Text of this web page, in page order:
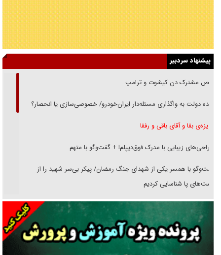
پیشنهاد سردبیر
رقص مشترک دن کیشوت و ترامپ
دنده دولت به واگذاری مسئله‌دار ایران‌خودرو/ خصوصی‌سازی یا انحصار؟
غریزه‌ی بقا و آقای باقی و رفقا
جراحی‌های زیبایی با مدرک فوق‌دیپلم! + گفت‌وگو با متهم
گفت‌وگو با همسر یکی از شهدای جنگ رمضان/ پیکر بی‌سر شهید را از
انگشت‌های پا شناسایی کردیم
نسلی که آنلاین الگو می‌گیرد
گفت‌وگو با آیت‌الله جاودان/ جفای مخالفان مکانت معنوی رهبر شهید را
ارتقا می‌داد